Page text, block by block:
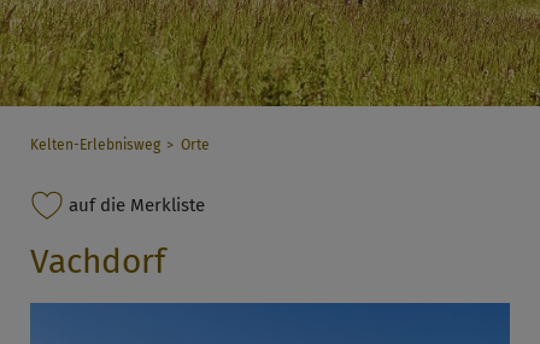
Kelten-Erlebnisweg Orte
auf die Merkliste
Vachdorf